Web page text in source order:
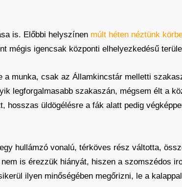
is. Előbbi helyszínen múlt héten néztünk
mégis igencsak központi elhelyezkedésű
munka, csak az Államkincstár melletti
legforgalmasabb szakaszán, mégsem élt a
üldögélésre a fák alatt pedig
hullámzó vonalú, térköves rész váltotta,
is érezzük hiányát, hiszen a szomszédos
ilyen minőségében megőrizni, le a